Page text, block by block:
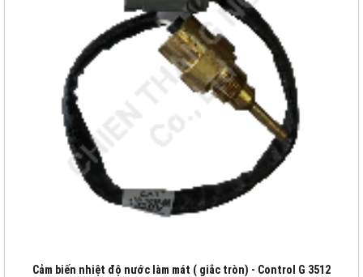
Cảm biến nhiệt độ nước làm mát ( giắc tròn) - Control G 3512